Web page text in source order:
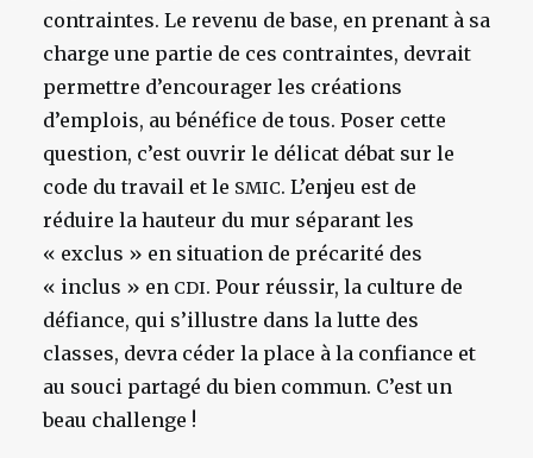
contraintes. Le revenu de base, en prenant à sa
charge une partie de ces contraintes, devrait
permettre d’encourager les créations
d’emplois, au bénéfice de tous. Poser cette
question, c’est ouvrir le délicat débat sur le
code du travail et le SMIC. L’enjeu est de
réduire la hauteur du mur séparant les
« exclus » en situation de précarité des
« inclus » en CDI. Pour réussir, la culture de
défiance, qui s’illustre dans la lutte des
classes, devra céder la place à la confiance et
au souci partagé du bien commun. C’est un
beau challenge !